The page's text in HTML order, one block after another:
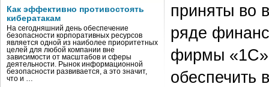
Как эффективно противостоять
кибератакам
На сегодняшний день обеспечение
безопасности корпоративных ресурсов
является одной из наиболее приоритетных
целей для любой компании вне
зависимости от масштабов и сферы
деятельности. Рынок информационной
безопасности развивается, а это значит,
что и …
приняты во
ряде
фирмы «1С»
обеспечить